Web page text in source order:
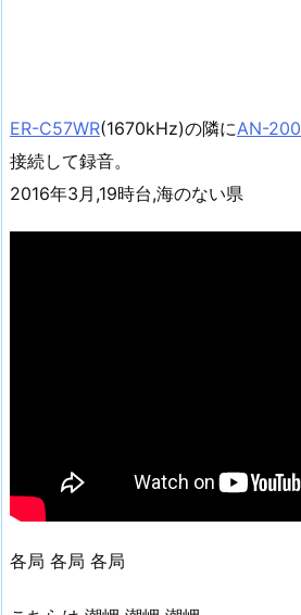
ER-C57WR(1670kHz)の隣にAN-200
接続して録音。
2016年3月,19時台,海のない県
各局 各局 各局